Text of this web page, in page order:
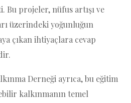
Bu projeler, nüfus artışı ve
üzerindeki yoğunluğun
çıkan ihtiyaçlara cevap
Derneği ayrıca, bu eğitim
kalkınmanın temel